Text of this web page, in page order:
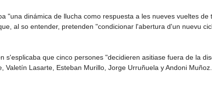
"una dinámica de llucha como respuesta a les nueves vueltes de
al so entender, pretenden "condicionar l'abertura d'un nuevu
s'esplicaba que cinco persones "decidieren asitiase fuera de la
Lasarte, Esteban Murillo, Jorge Urruñuela y Andoni Muñoz.